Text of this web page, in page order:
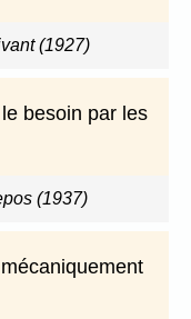
(1927)
besoin par les
(1937)